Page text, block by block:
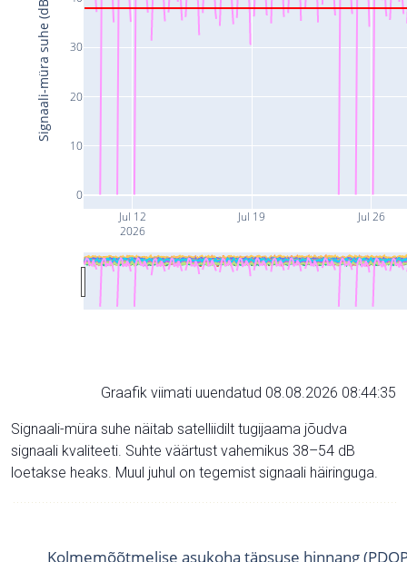
Jul 12
2026
Jul 19 Jul 26
0
10
20
30
Signaali-müra suhe (dB)
Graafik viimati uuendatud 08.08.2026 08:44:35
Signaali-müra suhe näitab satelliidilt tugijaama jõudva
signaali kvaliteeti. Suhte väärtust vahemikus 38–54 dB
loetakse heaks. Muul juhul on tegemist signaali häiringuga.
Kolmemõõtmelise asukoha täpsuse hinnang